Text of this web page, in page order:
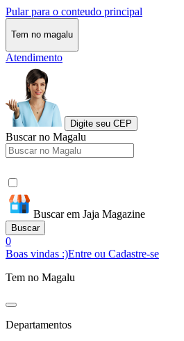
Pular para o conteudo principal
Tem no magalu
Atendimento
Digite seu CEP
Buscar no Magalu
Buscar em Jaja Magazine
Buscar
0
Boas vindas :)Entre ou Cadastre-se
Tem no Magalu
Departamentos